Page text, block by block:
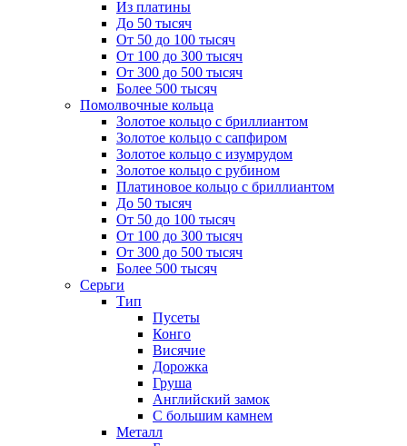
Из платины
До 50 тысяч
От 50 до 100 тысяч
От 100 до 300 тысяч
От 300 до 500 тысяч
Более 500 тысяч
Помолвочные кольца
Золотое кольцо с бриллиантом
Золотое кольцо с сапфиром
Золотое кольцо с изумрудом
Золотое кольцо с рубином
Платиновое кольцо с бриллиантом
До 50 тысяч
От 50 до 100 тысяч
От 100 до 300 тысяч
От 300 до 500 тысяч
Более 500 тысяч
Серьги
Тип
Пусеты
Конго
Висячие
Дорожка
Груша
Английский замок
С большим камнем
Металл